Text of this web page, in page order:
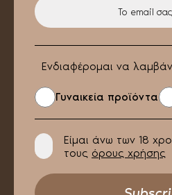
Ενδιαφέρομαι να
Γυναικεία προϊόντα
Είμαι άνω των 18
τους όρους χρήσης